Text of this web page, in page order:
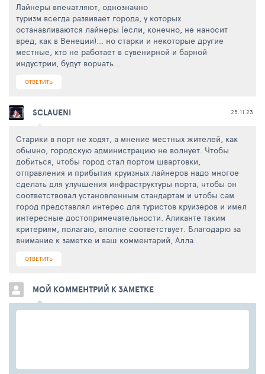
Лайнеры впечатляют, однозначно
туризм всегда развивает города, у которых
останавливаются лайнеры (если, конечно, не наносит
вред, как в Венеции)... но старки и некоторые другие
местные, кто не работает в сувенирной и барной
индустрии, будут ворчать...
ОТВЕТИТЬ
SCLAUENI 25.11.23
Старики в порт не ходят, а мнение местных жителей, как
обычно, городскую администрацию не волнует. Чтобы
добиться, чтобы город стал портом швартовки,
отправления и прибытия круизных лайнеров надо многое
сделать для улучшения инфраструктуры порта, чтобы он
соответствовал установленным стандартам и чтобы сам
город представлял интерес для туристов круизеров и имел
интересные достопримечательности. Аликанте таким
критериям, полагаю, вполне соответствует. Благодарю за
внимание к заметке и ваш комментарий, Алла.
ОТВЕТИТЬ
МОЙ КОММЕНТРИЙ К ЗАМЕТКЕ